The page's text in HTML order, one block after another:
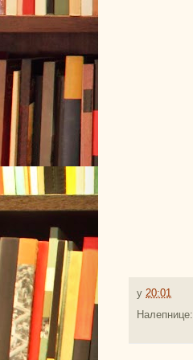
у 20:01
Налепнице: